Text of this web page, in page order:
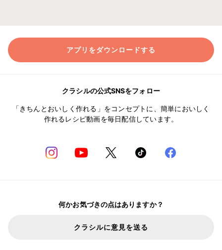
アプリをダウンロードする
クラシルの公式SNSをフォロー
「きちんとおいしく作れる」をコンセプトに、簡単においしく
作れるレシピ動画を毎日配信しています。
何かお気づきの点はありますか？
クラシルに意見を送る